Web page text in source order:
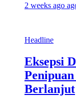
2 weeks ago
Headline
Eksepsi
Berlanjut